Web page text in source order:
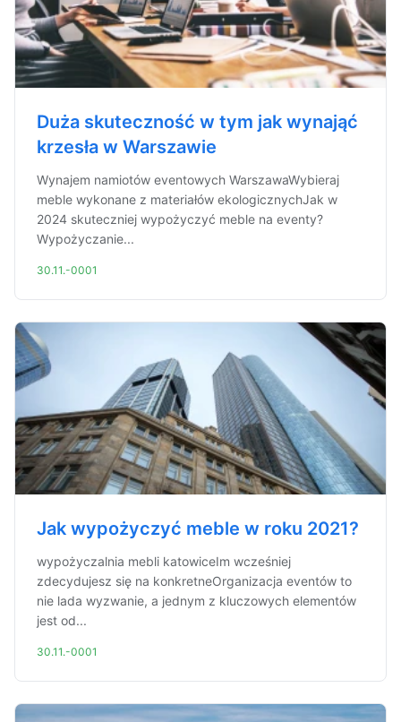
Duża skuteczność w tym jak wynająć
krzesła w Warszawie
Wynajem namiotów eventowych WarszawaWybieraj
meble wykonane z materiałów ekologicznychJak w
2024 skuteczniej wypożyczyć meble na eventy?
Wypożyczanie...
30.11.-0001
Jak wypożyczyć meble w roku 2021?
wypożyczalnia mebli katowiceIm wcześniej
zdecydujesz się na konkretneOrganizacja eventów to
nie lada wyzwanie, a jednym z kluczowych elementów
jest od...
30.11.-0001